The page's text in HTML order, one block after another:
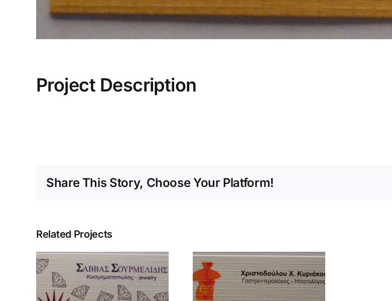
Project Description
Share This Story, Choose Your Platform!
Related Projects